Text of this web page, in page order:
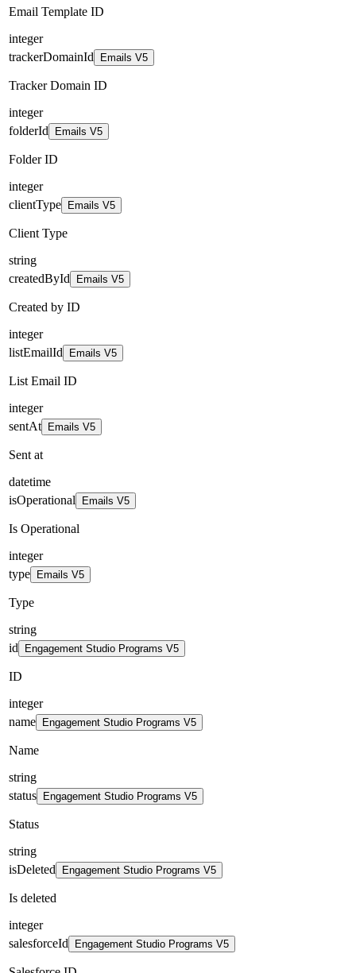
Email Template ID
integer
trackerDomainId
Emails V5
Tracker Domain ID
integer
folderId
Emails V5
Folder ID
integer
clientType
Emails V5
Client Type
string
createdById
Emails V5
Created by ID
integer
listEmailId
Emails V5
List Email ID
integer
sentAt
Emails V5
Sent at
datetime
isOperational
Emails V5
Is Operational
integer
type
Emails V5
Type
string
id
Engagement Studio Programs V5
ID
integer
name
Engagement Studio Programs V5
Name
string
status
Engagement Studio Programs V5
Status
string
isDeleted
Engagement Studio Programs V5
Is deleted
integer
salesforceId
Engagement Studio Programs V5